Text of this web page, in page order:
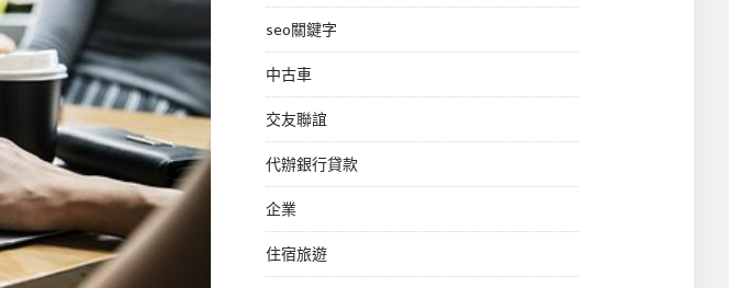
seo關鍵字
中古車
交友聯誼
代辦銀行貸款
企業
住宿旅遊